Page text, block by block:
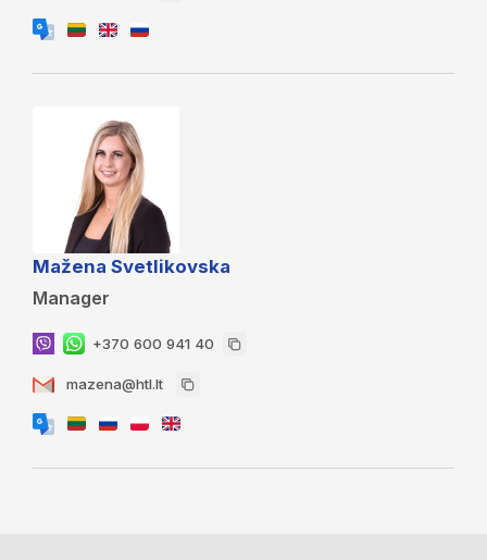
Mažena Svetlikovska
Manager
+370 600 941 40
mazena@htl.lt